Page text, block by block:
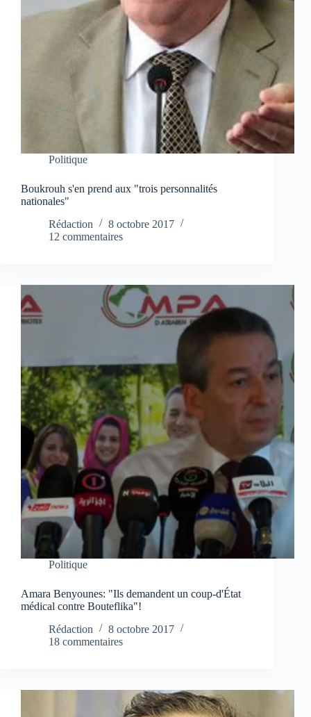
Politique
Boukrouh s'en prend aux "trois personnalités
nationales"
Rédaction
8 octobre 2017
12 commentaires
Politique
Amara Benyounes: "Ils demandent un coup-d'État
médical contre Bouteflika"!
Rédaction
8 octobre 2017
18 commentaires